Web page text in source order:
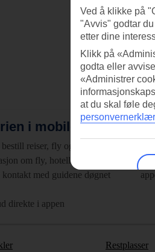
i mobilen.Last ned
reiser, fly og hotell
om fly, hotell og transfer
kontakt med guidene døgnet
direkte i appen
Restplasser
Ved å klikke på
"Avvis" godtar
etter dine
Klikk på
godta eller
«Administrer
at du skal føle